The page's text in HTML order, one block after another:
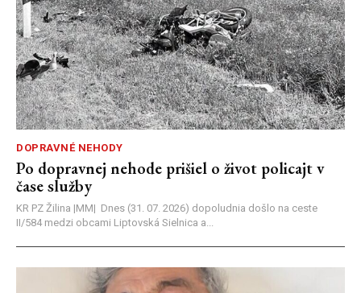
DOPRAVNÉ NEHODY
Po dopravnej nehode prišiel o život policajt v
čase služby
KR PZ Žilina |MM| Dnes (31. 07. 2026) dopoludnia došlo na ceste
II/584 medzi obcami Liptovská Sielnica a...